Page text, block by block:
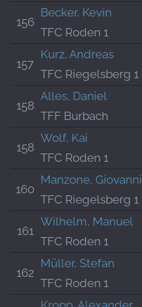
156
Becker, Kevin
TFC Roden 1
157
Kurz, Andreas
TFC Riegelsberg 1
158
Alles, Daniel
TFF Burbach
158
Wolf, Kai
TFC Roden 1
160
Manzone, Giovanni
TFC Riegelsberg 1
161
Wilhelm, Manuel
TFC Roden 1
162
Müller, Stefan
TFC Roden 1